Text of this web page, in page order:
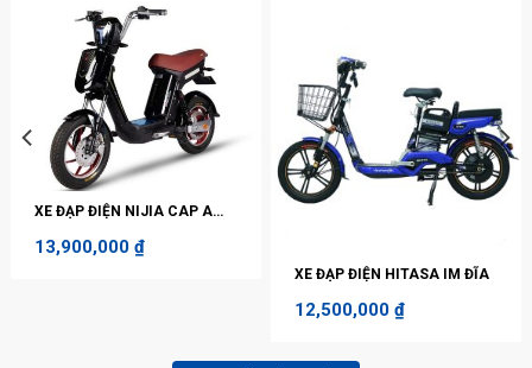
XE ĐẠP ĐIỆN NIJIA CAP A
13,900,000 ₫
XE ĐẠP ĐIỆN HITASA IM ĐĨA
12,500,000 ₫